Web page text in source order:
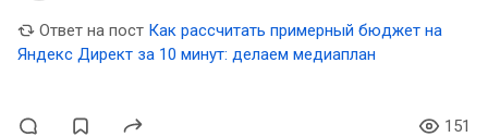
Ответ на пост Как рассчитать примерный бюджет на
Яндекс Директ за 10 минут: делаем медиаплан
151